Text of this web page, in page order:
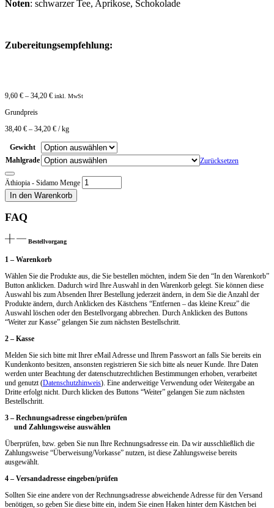
Noten: schwarzer Tee, Aprikose, Schokolade
Zubereitungsempfehlung:
9,60 € – 34,20 € inkl. MwSt
Grundpreis
38,40 € – 34,20 € /kg
Gewicht
Mahlgrade
Zurücksetzen
Äthiopia - Sidamo Menge
In den Warenkorb
FAQ
Bestellvorgang
1 – Warenkorb
Wählen Sie die Produkte aus, die Sie bestellen möchten, indem Sie den “In den Warenkorb”
Button anklicken. Dadurch wird Ihre Auswahl in den Warenkorb gelegt. Sie können diese
Auswahl bis zum Absenden Ihrer Bestellung jederzeit ändern, in dem Sie die Anzahl der
Produkte ändern, durch Anklicken des Kästchens “Entfernen – das kleine Kreuz” die
Auswahl löschen oder den Bestellvorgang abbrechen. Durch Anklicken des Buttons
“Weiter zur Kasse” gelangen Sie zum nächsten Bestellschritt.
2 – Kasse
Melden Sie sich bitte mit Ihrer eMail Adresse und Ihrem Passwort an falls Sie bereits ein
Kundenkonto besitzen, ansonsten registrieren Sie sich bitte als neuer Kunde. Ihre Daten
werden unter Beachtung der datenschutzrechtlichen Bestimmungen erhoben, verarbeitet
und genutzt (Datenschutzhinweis). Eine anderweitige Verwendung oder Weitergabe an
Dritte erfolgt nicht. Durch klicken des Buttons “Weiter” gelangen Sie zum nächsten
Bestellschritt.
3 – Rechnungsadresse eingeben/prüfen
und Zahlungsweise auswählen
Überprüfen, bzw. geben Sie nun Ihre Rechnungsadresse ein. Da wir ausschließlich die
Zahlungsweise “Überweisung/Vorkasse” nutzen, ist diese Zahlungsweise bereits
ausgewählt.
4 – Versandadresse eingeben/prüfen
Sollten Sie eine andere von der Rechnungsadresse abweichende Adresse für den Versand
benötigen, so geben Sie diese bitte ein, indem Sie einen Haken hinter dem Kästchen bei